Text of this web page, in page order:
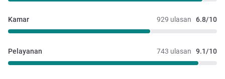
929 ulasan 6.8/10
Kamar
743 ulasan 9.1/10
Pelayanan